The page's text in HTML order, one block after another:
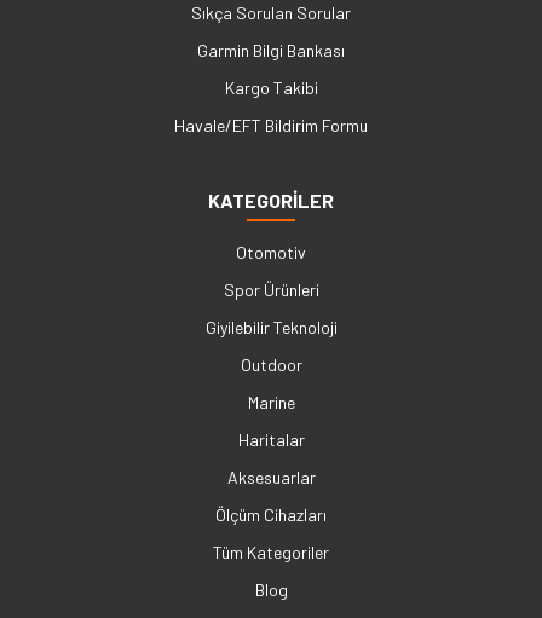
Sıkça Sorulan Sorular
Garmin Bilgi Bankası
Kargo Takibi
Havale/EFT Bildirim Formu
KATEGORİLER
Otomotiv
Spor Ürünleri
Giyilebilir Teknoloji
Outdoor
Marine
Haritalar
Aksesuarlar
Ölçüm Cihazları
Tüm Kategoriler
Blog